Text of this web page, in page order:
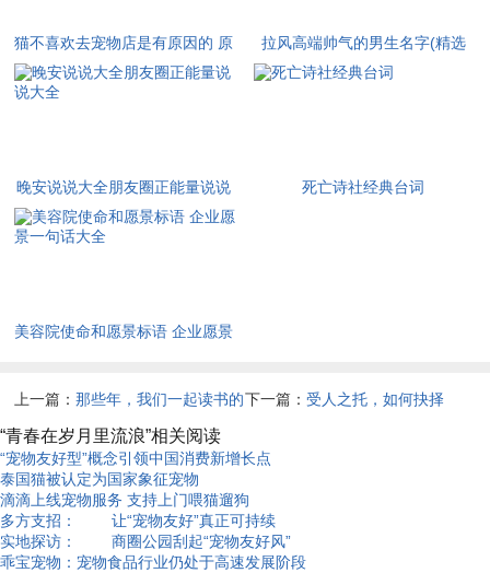
猫不喜欢去宠物店是有原因的 原
来是这个缘故
拉风高端帅气的男生名字(精选
38个)
晚安说说大全朋友圈正能量说说
大全
死亡诗社经典台词
美容院使命和愿景标语 企业愿景
上一篇：那些年，我们一起读书的
日子
下一篇： 受人之托，如何抉择
“青春在岁月里流浪”相关阅读
“宠物友好型”概念引领中国消费新增长点
泰国猫被认定为国家象征宠物
滴滴上线宠物服务 支持上门喂猫遛狗
多方支招： 让“宠物友好”真正可持续
实地探访： 商圈公园刮起“宠物友好风”
乖宝宠物：宠物食品行业仍处于高速发展阶段